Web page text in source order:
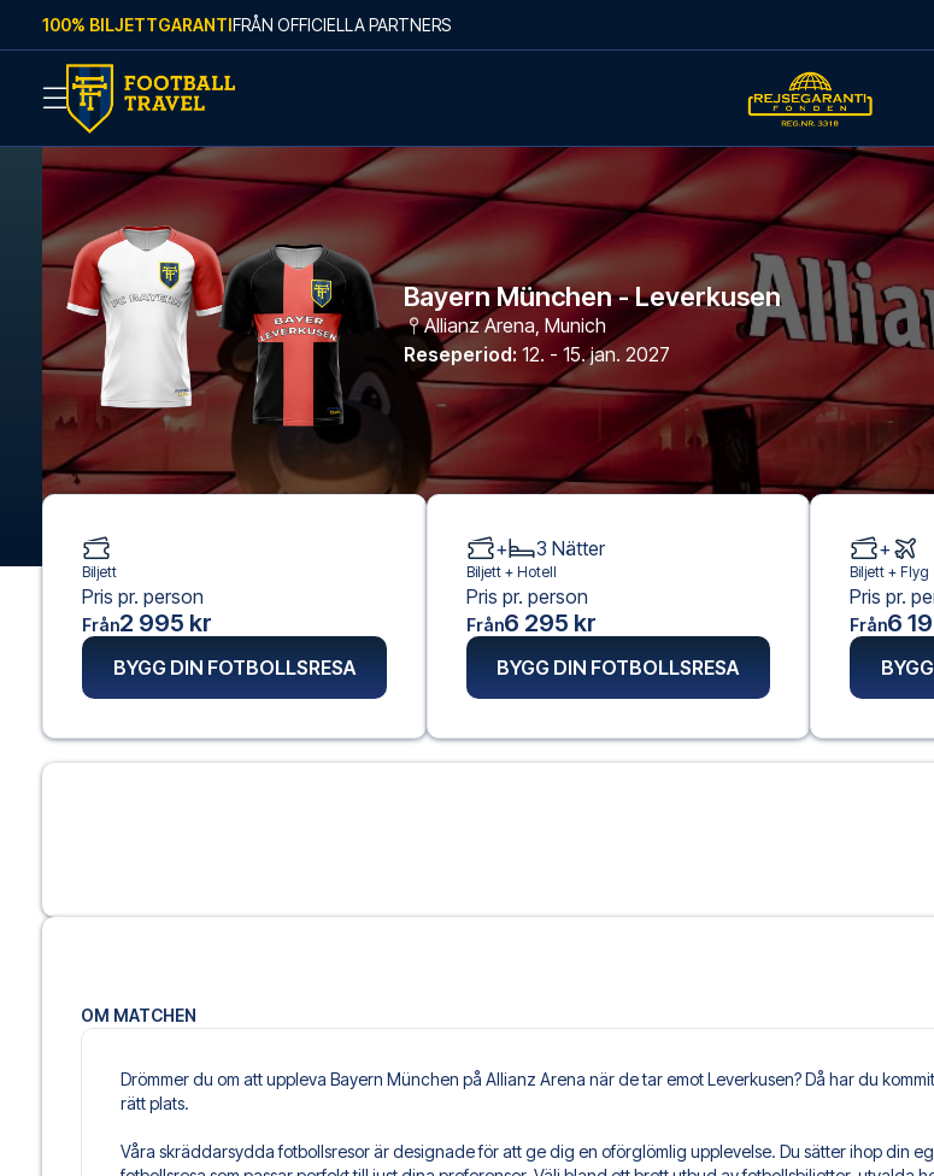
Skip to content
100% BILJETTGARANTIFRÅN OFFICIELLA PARTNERS
Bayern München - Leverkusen
Allianz Arena, Munich
Reseperiod: 12. - 15. jan. 2027
OM MATCHEN
Drömmer du om att uppleva Bayern München på Allianz Arena när de tar emot Leverkusen? Då har du
rätt plats.
Våra skräddarsydda fotbollsresor är designade för att ge dig en oförglömlig upplevelse. Du sätter ihop din
Biljett
Pris pr. person
Från2 995 kr
BYGG DIN FOTBOLLSRESA
+ 3 Nätter
Biljett + Hotell
Pris pr. person
Från6 295 kr
BYGG DIN FOTBOLLSRESA
+
Biljett + Flyg
Pris pr.
Från6